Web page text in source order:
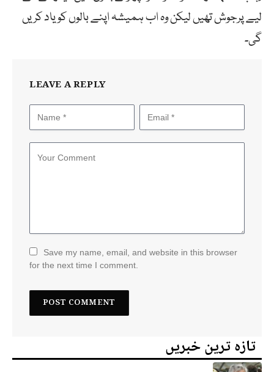
لیے پرجوش تھیں لیکن وہ اب ہمیشہ اپنے بالوں کو یاد کریں
گی۔
LEAVE A REPLY
Save my name, email, and website in this browser
for the next time I comment.
تازہ ترین خبریں